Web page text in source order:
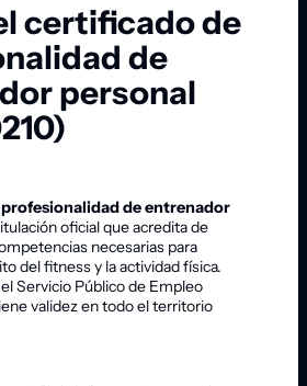
certificado de
de
personal
de entrenador
oficial que acredita de
necesarias para
del fitness y la actividad física.
Servicio Público de Empleo
validez en todo el territorio